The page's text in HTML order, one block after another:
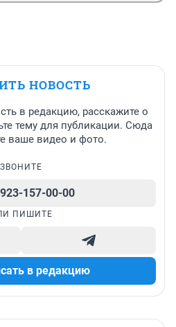
НОВОСТЬ
в редакцию, расскажите о
тему для публикации. Сюда
ваше видео и фото.
ЗВОНИТЕ
157-00-00
ПИШИТЕ
в редакцию